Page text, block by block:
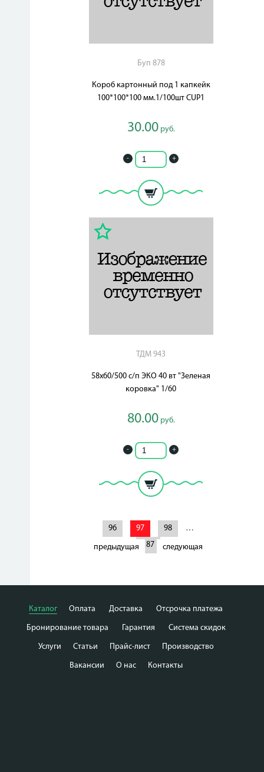
Буп 878
Короб картонный под 1 капкейк
100*100*100 мм.1/100шт CUP1
30.00руб.
- +
ТДМ 943
58х60/500 с/п ЭКО 40 вт "Зеленая
коровка" 1/60
80.00руб.
- +
предыдущая
96 97 98
…
187
следующая
Каталог Оплата Доставка Отсрочка платежа
Бронирование товара Гарантия Система скидок
Услуги Статьи Прайс-лист Производство
Вакансии О нас Контакты